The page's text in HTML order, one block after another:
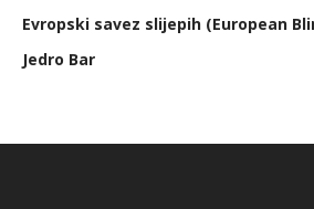
Evropski savez slijepih (European
Jedro Bar